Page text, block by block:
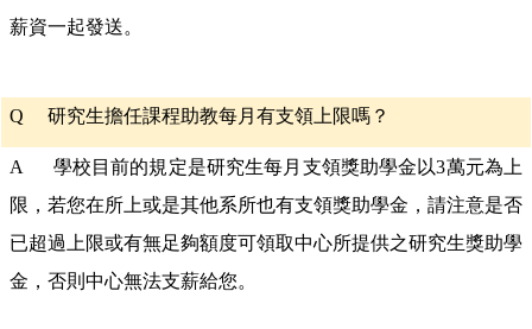
薪資一起發送。
Q 研究生擔任課程助教每月有支領上限嗎？
A 學校目前的規定是研究生每月支領獎助學金以3萬元為上
限，若您在所上或是其他系所也有支領獎助學金，請注意是否
已超過上限或有無足夠額度可領取中心所提供之研究生獎助學
金，否則中心無法支薪給您。